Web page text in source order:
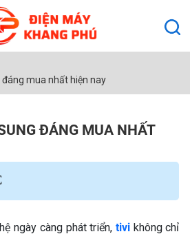
mua nhất hiện nay
ĐÁNG MUA NHẤT
ngày càng phát triển, tivikhông chỉ